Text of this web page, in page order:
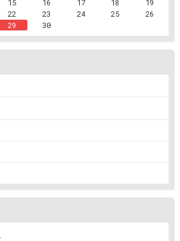
15 16 17 18
19
22 23 24 25
26
29 30